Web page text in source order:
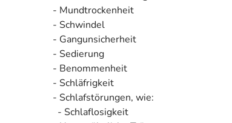
- Mundtrockenheit
- Schwindel
- Gangunsicherheit
- Sedierung
- Benommenheit
- Schläfrigkeit
- Schlafstörungen, wie:
- Schlaflosigkeit